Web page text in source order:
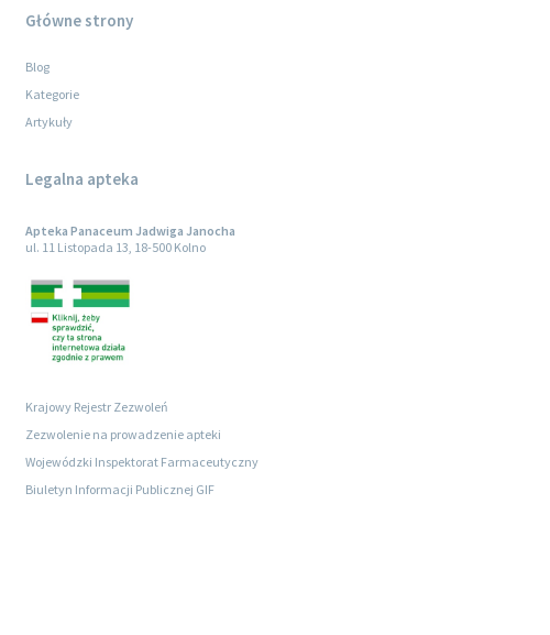
Główne strony
Blog
Kategorie
Artykuły
Legalna apteka
Apteka Panaceum Jadwiga Janocha
ul. 11 Listopada 13, 18-500 Kolno
Krajowy Rejestr Zezwoleń
Zezwolenie na prowadzenie apteki
Wojewódzki Inspektorat Farmaceutyczny
Biuletyn Informacji Publicznej GIF